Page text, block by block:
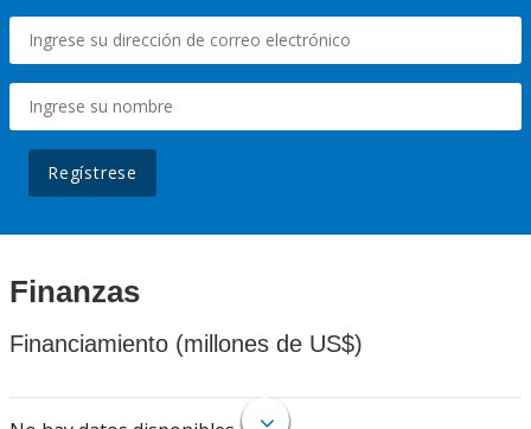
Regístrese
Finanzas
Financiamiento (millones de US$)